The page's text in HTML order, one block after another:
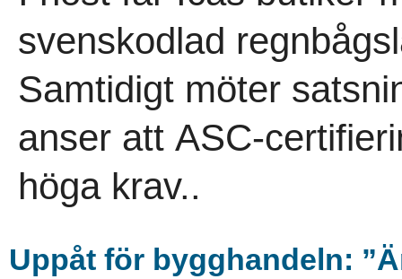
svenskodlad
Samtidigt möter
anser att ASC-
höga krav..